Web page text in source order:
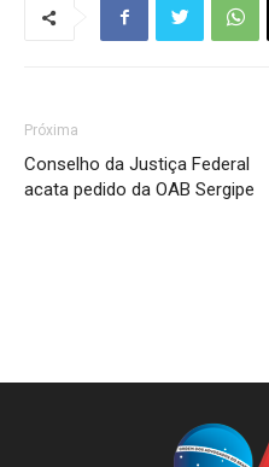
Próxima
Conselho da Justiça Federal
acata pedido da OAB Sergipe